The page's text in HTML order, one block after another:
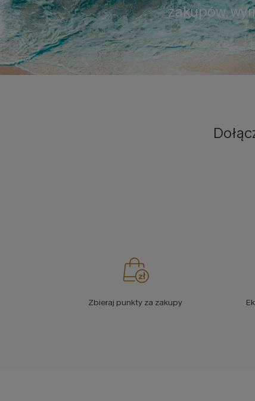
zakupów,
Zbieraj punkty za zakupy